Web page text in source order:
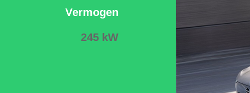
Vermogen
245 kW